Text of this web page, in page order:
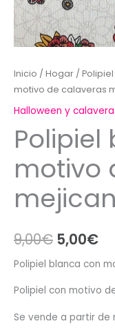
Inicio / Hogar /
motivo de calaveras
Halloween y
motivo
9,00€ El
precio
original
era:
5,00€El
Polipiel blanca con
Polipiel con motivo
Se vende a partir de